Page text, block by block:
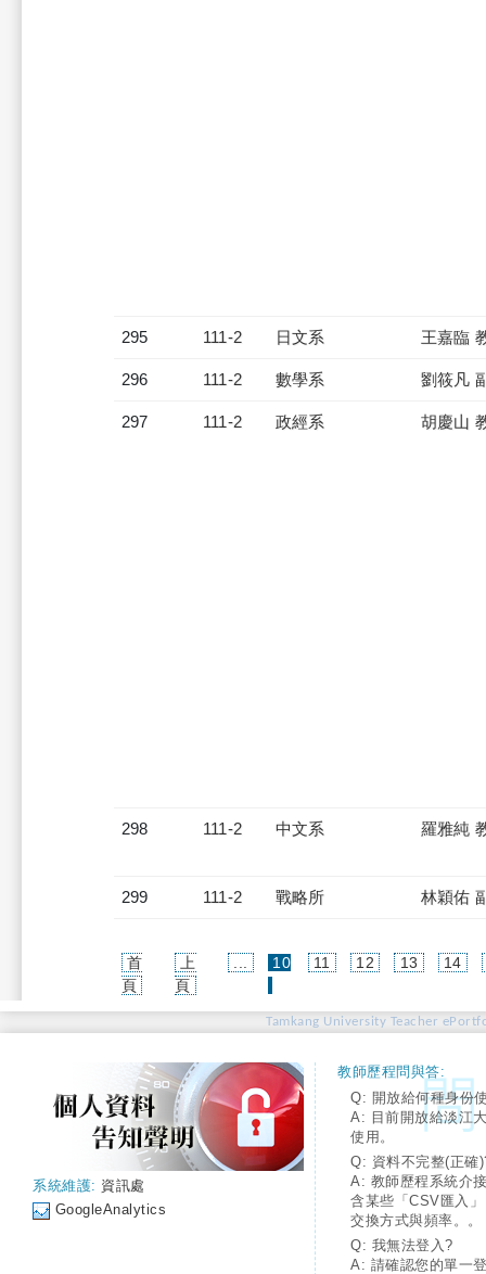
295 111-2 日文系 王嘉臨
296 111-2 數學系 劉筱凡
297 111-2 政經系 胡慶山
298 111-2 中文系 羅雅純
299 111-2 戰略所 林穎佑
首
頁
上
頁
10
11 12 13 14
Tamkang University Teacher
系統維護: 資訊處
GoogleAnalytics
教師歷程問與答:
Q: 開放給何種身份
A: 目前開放給淡江
使用。
Q: 資料不完整(正確
A: 教師歷程系統介
含某些「CSV匯入
交換方式與頻率。。
Q: 我無法登入?
A: 請確認您的單一